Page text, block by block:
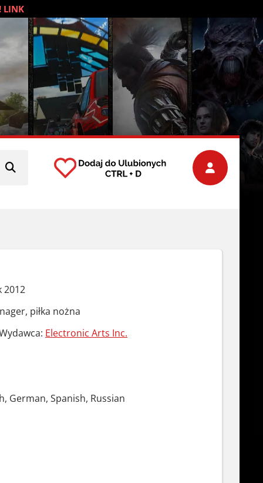
2012
piłka nożna
Electronic Arts Inc.
German, Spanish, Russian